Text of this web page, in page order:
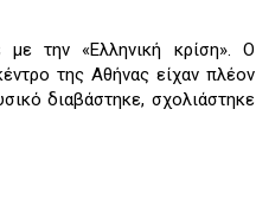
την «Ελληνική κρίση». Ο
της Αθήνας είχαν πλέον
διαβάστηκε, σχολιάστηκε